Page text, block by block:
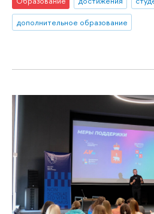
дополнительное образование